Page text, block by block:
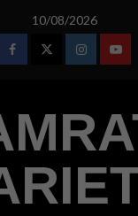
10/08/2026
FacebookTwitterInstagram